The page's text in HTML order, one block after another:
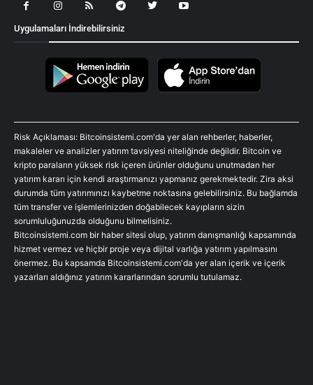
Uygulamaları İndirebilirsiniz
Risk Açıklaması: Bitcoinsistemi.com'da yer alan rehberler, haberler,
makaleler ve analizler yatırım tavsiyesi niteliğinde değildir. Bitcoin ve
kripto paraların yüksek risk içeren ürünler olduğunu unutmadan her
yatırım kararı için kendi araştırmanızı yapmanız gerekmektedir. Zira aksi
durumda tüm yatırımınızı kaybetme noktasına gelebilirsiniz. Bu bağlamda
tüm transfer ve işlemlerinizden doğabilecek kayıpların sizin
sorumluluğunuzda olduğunu bilmelisiniz.
Bitcoinsistemi.com bir haber sitesi olup, yatırım danışmanlığı kapsamında
hizmet vermez ve hiçbir proje veya dijital varlığa yatırım yapılmasını
önermez. Bu kapsamda Bitcoinsistemi.com'da yer alan içerik ve içerik
yazarları aldığınız yatırım kararlarından sorumlu tutulamaz.